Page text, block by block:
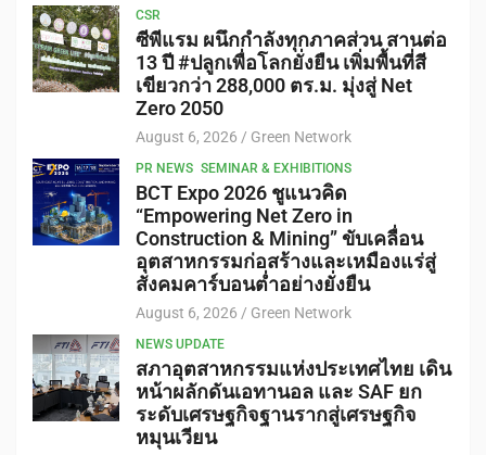
CSR
ซีพีแรม ผนึกกำลังทุกภาคส่วน สานต่อ
13 ปี #ปลูกเพื่อโลกยั่งยืน เพิ่มพื้นที่สี
เขียวกว่า 288,000 ตร.ม. มุ่งสู่ Net
Zero 2050
August 6, 2026 Green Network
PR NEWS SEMINAR & EXHIBITIONS
BCT Expo 2026 ชูแนวคิด
“Empowering Net Zero in
Construction & Mining” ขับเคลื่อน
อุตสาหกรรมก่อสร้างและเหมืองแร่สู่
สังคมคาร์บอนต่ำอย่างยั่งยืน
August 6, 2026 Green Network
NEWS UPDATE
สภาอุตสาหกรรมแห่งประเทศไทย เดิน
หน้าผลักดันเอทานอล และ SAF ยก
ระดับเศรษฐกิจฐานรากสู่เศรษฐกิจ
หมุนเวียน